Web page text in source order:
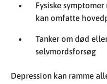
Depression kan ramme
forskellige former,
vedvarende depressiv
lidelse, hvor perioder
komplekse og kan være